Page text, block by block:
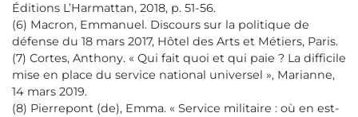
Éditions L’Harmattan, 2018, p. 51-56.
(6) Macron, Emmanuel. Discours sur la politique de
défense du 18 mars 2017, Hôtel des Arts et Métiers, Paris.
(7) Cortes, Anthony. « Qui fait quoi et qui paie ? La difficile
mise en place du service national universel », Marianne,
14 mars 2019.
(8) Pierrepont (de), Emma. « Service militaire : où en est-